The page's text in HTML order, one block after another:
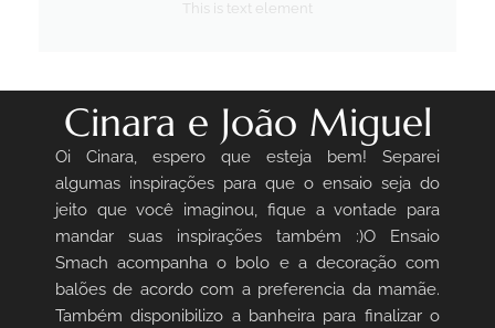
This is text element
Cinara e João Miguel
Oi Cinara, espero que esteja bem! Separei
algumas inspirações para que o ensaio seja do
jeito que você imaginou, fique a vontade para
mandar suas inspirações também :)O Ensaio
Smach acompanha o bolo e a decoração com
balões de acordo com a preferencia da mamãe.
Também disponibilizo a banheira para finalizar o